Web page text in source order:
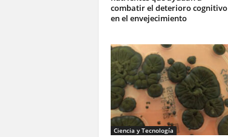
combatir el deterioro cognitivo
en el envejecimiento
Ciencia y Tecnología